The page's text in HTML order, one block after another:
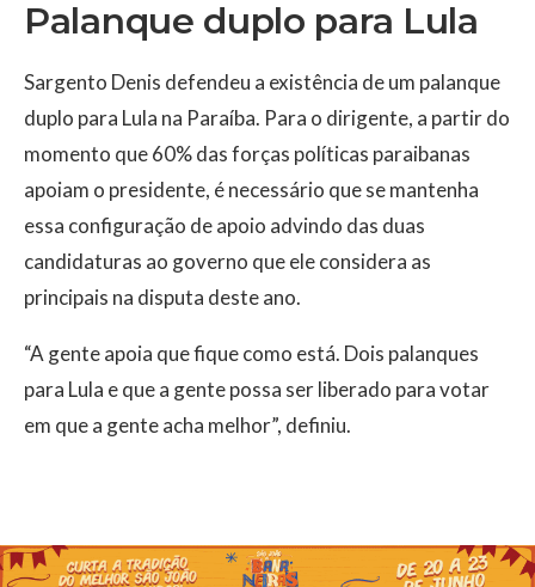
Palanque duplo para Lula
Sargento Denis defendeu a existência de um palanque
duplo para Lula na Paraíba. Para o dirigente, a partir do
momento que 60% das forças políticas paraibanas
apoiam o presidente, é necessário que se mantenha
essa configuração de apoio advindo das duas
candidaturas ao governo que ele considera as
principais na disputa deste ano.
“A gente apoia que fique como está. Dois palanques
para Lula e que a gente possa ser liberado para votar
em que a gente acha melhor”, definiu.